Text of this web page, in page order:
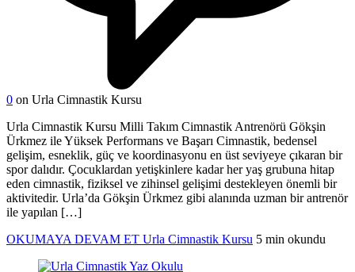
0 on Urla Cimnastik Kursu
Urla Cimnastik Kursu Milli Takım Cimnastik Antrenörü Gökşin
Ürkmez ile Yüksek Performans ve Başarı Cimnastik, bedensel
gelişim, esneklik, güç ve koordinasyonu en üst seviyeye çıkaran bir
spor dalıdır. Çocuklardan yetişkinlere kadar her yaş grubuna hitap
eden cimnastik, fiziksel ve zihinsel gelişimi destekleyen önemli bir
aktivitedir. Urla’da Gökşin Ürkmez gibi alanında uzman bir antrenör
ile yapılan […]
OKUMAYA DEVAM ET Urla Cimnastik Kursu 5 min okundu